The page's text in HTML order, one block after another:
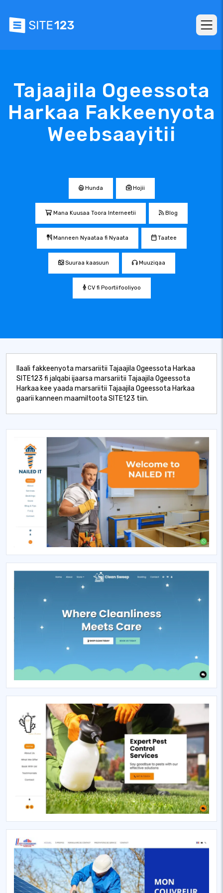
Tajaajila Ogeessota
Harkaa Fakkeenyota
Weebsaayitii
Hunda Hojii
Mana Kuusaa Toora Interneetii Blog
Manneen Nyaataa fi Nyaata Taatee
Suuraa kaasuun Muuziqaa
CV fi Poortiifooliyoo
Ilaali fakkeenyota marsariitii Tajaajila Ogeessota Harkaa
SITE123 fi jalqabi ijaarsa marsariitii Tajaajila Ogeessota
Harkaa kee yaada marsariitii Tajaajila Ogeessota Harkaa
gaarii kanneen maamiltoota SITE123 tiin.